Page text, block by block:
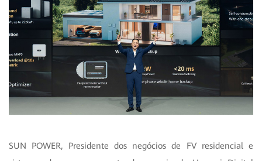
SUN POWER, Presidente dos negócios de FV residencial e